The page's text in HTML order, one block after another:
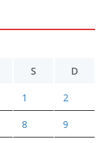
S D
1 2
8 9